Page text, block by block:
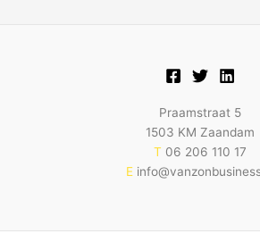
Praamstraat 5
1503 KM Zaandam
T 06 206 110 17
E